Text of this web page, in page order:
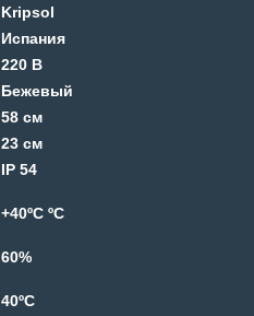
Kripsol
Испания
220 В
Бежевый
58 см
23 см
IP 54
+40ºС ºС
60%
40ºС